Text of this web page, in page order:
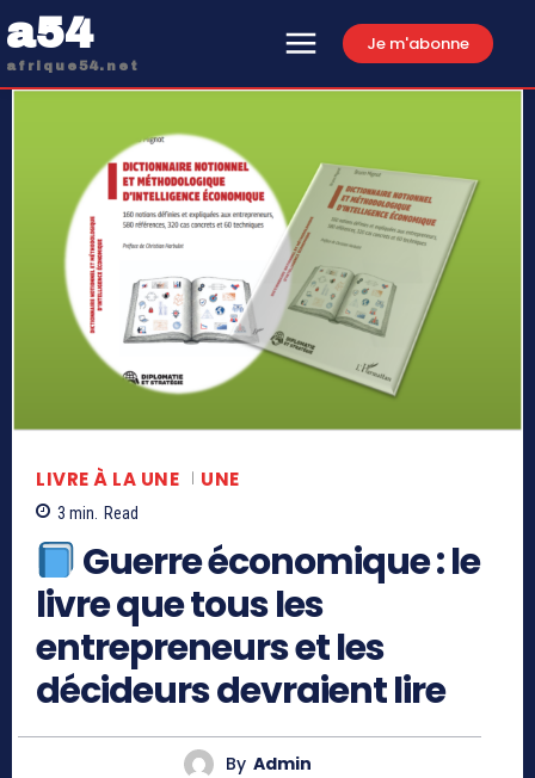
a54
afrique54.net
Je m'abonne
LIVRE À LA UNE UNE
3 min. Read
Guerre économique : le
livre que tous les
entrepreneurs et les
décideurs devraient lire
By Admin